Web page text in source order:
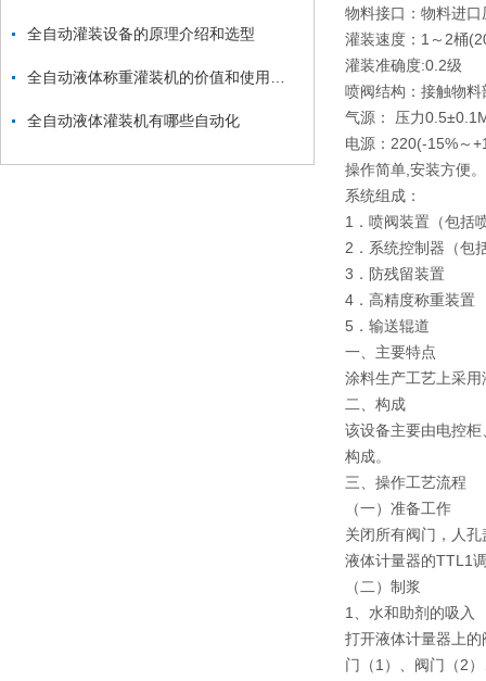
全自动灌装设备的原理介绍和选型
全自动液体灌装机有哪些自动化
物料接口：物料进
灌装速度：1～2桶
灌装准确度:0.2级
喷阀结构：接触物
气源： 压力
电源：220(-15%～
操作简单,安装方便。
系统组成：
1．喷阀装置（包括
2．系统控制器（包
3．防残留装置
4．高精度称重装置
5．输送辊道
一、主要特点
涂料生产工艺上采
二、构成
该设备主要由电控
构成。
三、操作工艺流程
（一）准备工作
关闭所有阀门，人
液体计量器的TTL1
（二）制浆
1、水和助剂的吸入
打开液体计量器上
门（1）、阀门（2